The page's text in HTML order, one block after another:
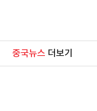
중국뉴스 더보기